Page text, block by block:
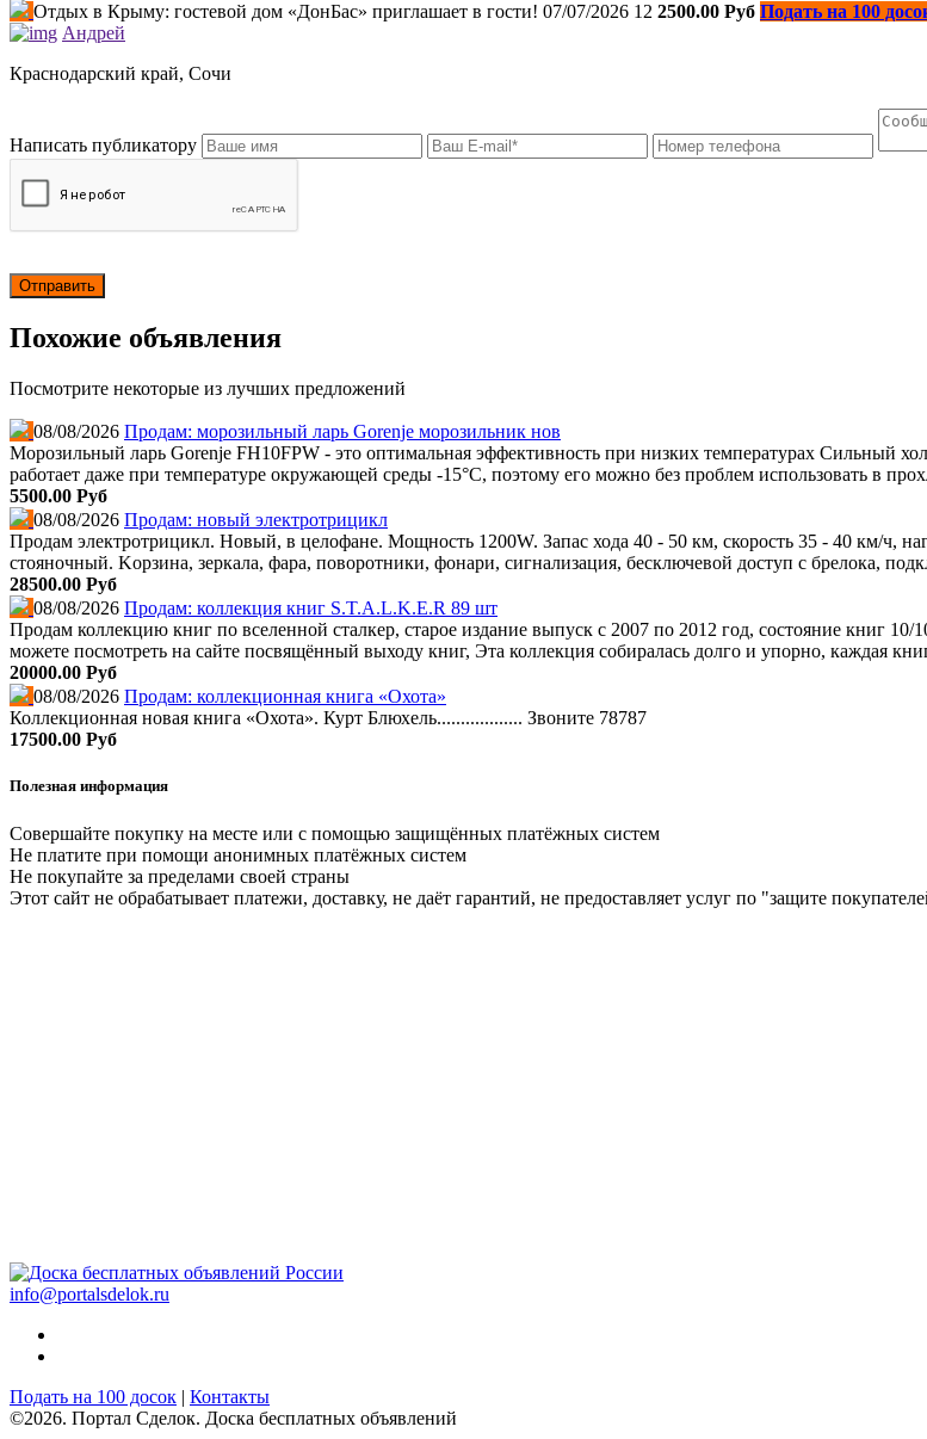
Отдых в Крыму: гостевой дом «ДонБас» приглашает в гости! 07/07/2026 12 2500.00 Руб Подать на 100
Андрей
Краснодарский край, Сочи
Написать публикатору
Похожие объявления
Посмотрите некоторые из лучших предложений
08/08/2026 Продам: морозильный ларь Gorenje морозильник нов
Морозильный ларь Gorenje FH10FPW - это оптимальная эффективность при низких температурах Сильный
работает даже при температуре окружающей среды -15°C, поэтому его можно без проблем использовать в
5500.00 Руб
08/08/2026 Продам: новый электротрицикл
Продам электротрицикл. Новый, в целофане. Мощность 1200W. Запас хода 40 - 50 км, скорость 35 - 40 км/ч,
стояночный. Kоpзинa, зеркала, фара, поворотники, фонари, сигнализация, бесключевой доступ с брелока,
28500.00 Руб
08/08/2026 Продам: коллекция книг S.T.A.L.K.E.R 89 шт
Продам коллекцию книг по вселенной сталкер, старое издание выпуск с 2007 по 2012 год, состояние книг
можете посмотреть на сайте посвящённый выходу книг, Эта коллекция собиралась долго и упорно, каждая
20000.00 Руб
08/08/2026 Продам: коллекционная книга «Охота»
Коллекционная новая книга «Охота». Курт Блюхель.................. Звоните 78787
17500.00 Руб
Полезная информация
Совершайте покупку на месте или с помощью защищённых платёжных систем
Не платите при помощи анонимных платёжных систем
Не покупайте за пределами своей страны
Этот сайт не обрабатывает платежи, доставку, не даёт гарантий, не предоставляет услуг по "защите
info@portalsdelok.ru
Подать на 100 досок | Контакты
©2026. Портал Сделок. Доска бесплатных объявлений